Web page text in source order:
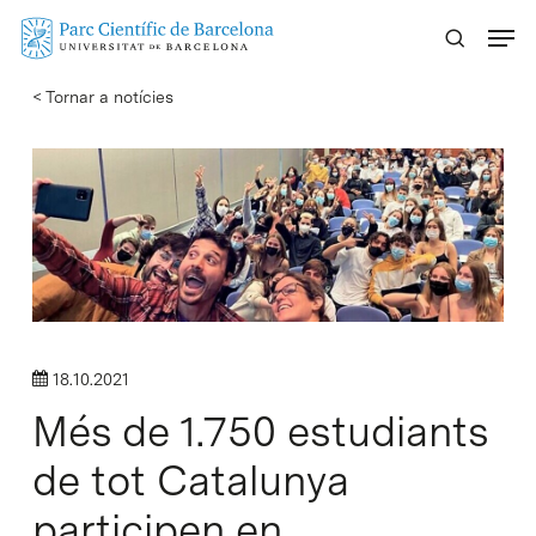
Skip
content
< Tornar a notícies
18.10.2021
Més de 1.750 estudiants
de tot Catalunya